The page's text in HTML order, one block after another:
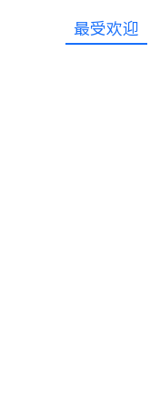
最受欢迎